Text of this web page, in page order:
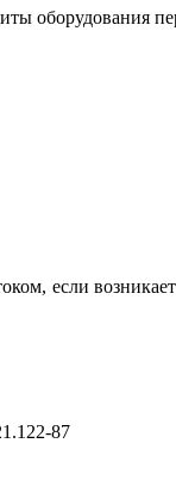
оборудования
если
87